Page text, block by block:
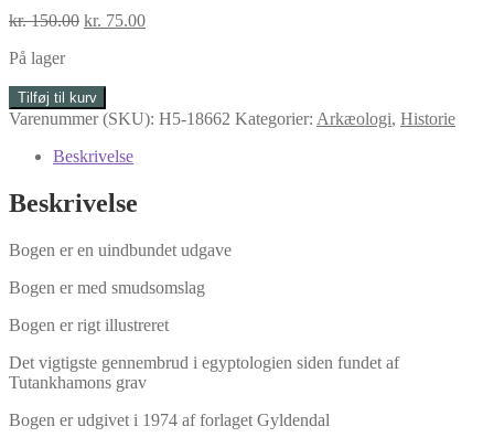
kr.150.00 Den
kr. 150.00.
kr. 75.00Den
På lager
Faraoerne
i
E.
Harris
Kent
Weeks
Tilføj til kurv
Varenummer (SKU): H5-18662 Kategorier: Arkæologi, Historie
Beskrivelse
Beskrivelse
Bogen er en uindbundet udgave
Bogen er med smudsomslag
Bogen er rigt illustreret
Det vigtigste gennembrud i egyptologien siden fundet af
Tutankhamons grav
Bogen er udgivet i 1974 af forlaget Gyldendal